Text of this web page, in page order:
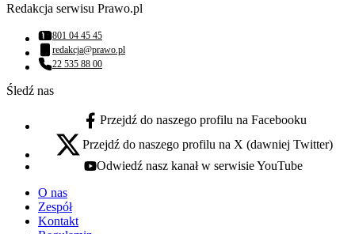
Redakcja serwisu Prawo.pl
Numer telefonu:
801 04 45 45
Adres email:
redakcja@prawo.pl
Numer telefonu:
22 535 88 00
Śledź nas
facebook - otwiera się w nowej karcie
Przejdź do naszego profilu na Facebooku
x - otwiera się w nowej karcie
Przejdź do naszego profilu na X (dawniej Twitter)
youtube - otwiera się w nowej karcie
Odwiedź nasz kanał w serwisie YouTube
O nas
Zespół
Kontakt